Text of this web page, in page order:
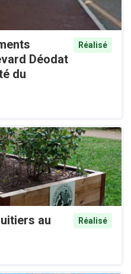
Déodat
du
Réalisé
au
Réalisé